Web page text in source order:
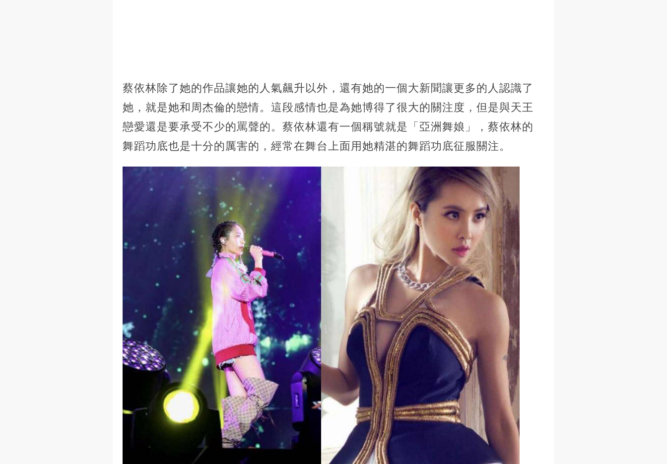
蔡依林除了她的作品讓她的人氣飆升以外，還有她的一個大新聞讓更多的人認識了
她，就是她和周杰倫的戀情。這段感情也是為她博得了很大的關注度，但是與天王
戀愛還是要承受不少的罵聲的。蔡依林還有一個稱號就是「亞洲舞娘」，蔡依林的
舞蹈功底也是十分的厲害的，經常在舞台上面用她精湛的舞蹈功底征服關注。